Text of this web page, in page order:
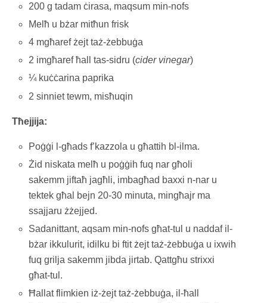
200 g tadam ċirasa, maqsum min-nofs
Melħ u bżar mitħun frisk
4 mgħaref żejt taż-żebbuġa
2 imgħaref ħall tas-sidru (cider vinegar)
¼ kuċċarina paprika
2 sinniet tewm, misħuqin
Tħejjija:
Poġġi l-għads f’kazzola u għattih bl-ilma.
Żid niskata melħ u poġġih fuq nar għoli
sakemm jiftaħ jagħli, imbagħad baxxi n-nar u
tektek għal bejn 20-30 minuta, mingħajr ma
ssajjaru żżejjed.
Sadanittant, aqsam min-nofs għat-tul u naddaf il-
bżar ikkulurit, idilku bi ftit żejt taż-żebbuġa u ixwih
fuq grilja sakemm jibda jirtab. Qattgħu strixxi
għat-tul.
Ħallat flimkien iż-żejt taż-żebbuġa, il-ħall